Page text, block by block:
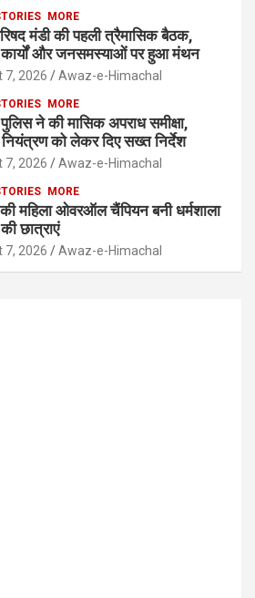
MORE
मंडी की पहली त्रैमासिक बैठक,
कार्यों और जनसमस्याओं पर हुआ मंथन
7, 2026 Awaz-e-Himachal
MORE
ने की मासिक अपराध समीक्षा,
को लेकर दिए सख्त निर्देश
7, 2026 Awaz-e-Himachal
MORE
महिला ओवरऑल चैंपियन बनी धर्मशाला
छात्राएं
7, 2026 Awaz-e-Himachal